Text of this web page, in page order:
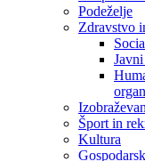
Podeželje
Zdravstvo
Šport in
Kultura